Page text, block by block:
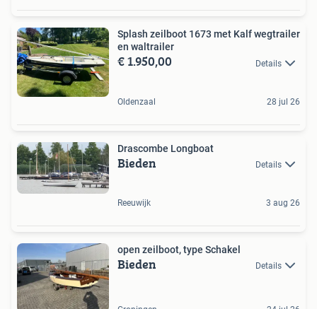
Splash zeilboot 1673 met Kalf wegtrailer
en waltrailer
€ 1.950,00 Details
Oldenzaal 28 jul 26
Drascombe Longboat
Bieden Details
Reeuwijk 3 aug 26
open zeilboot, type Schakel
Bieden Details